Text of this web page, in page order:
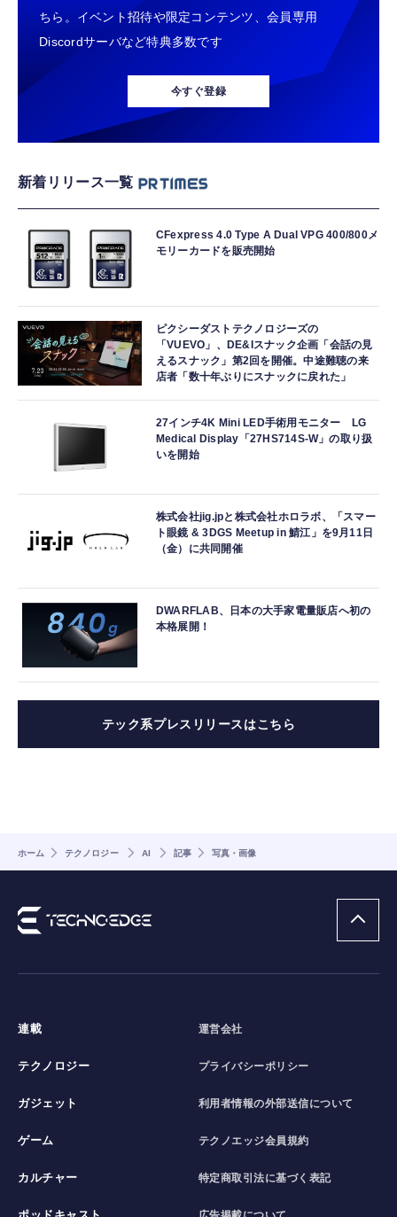
ちら。イベント招待や限定コンテンツ、会員専用
Discordサーバなど特典多数です
今すぐ登録
新着リリース一覧
CFexpress 4.0 Type A Dual VPG 400/800メ
モリーカードを販売開始
ピクシーダストテクノロジーズの
「VUEVO」、DE&Iスナック企画「会話の見
えるスナック」第2回を開催。中途難聴の来
店者「数十年ぶりにスナックに戻れた」
27インチ4K Mini LED手術用モニター LG
Medical Display「27HS714S-W」の取り扱
いを開始
株式会社jig.jpと株式会社ホロラボ、「スマー
ト眼鏡 & 3DGS Meetup in 鯖江」を9月11日
（金）に共同開催
DWARFLAB、日本の大手家電量販店へ初の
本格展開！
テック系プレスリリースはこちら
ホーム テクノロジー AI 記事 写真・画像
連載
テクノロジー
ガジェット
ゲーム
カルチャー
運営会社
プライバシーポリシー
利用者情報の外部送信について
テクノエッジ会員規約
特定商取引法に基づく表記